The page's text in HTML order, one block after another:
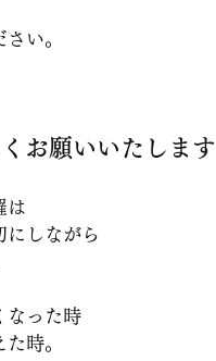
い。
お願いいたします
は
にしながら
なった時
時。